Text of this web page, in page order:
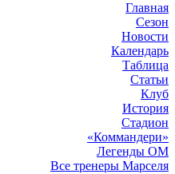
Главная
Сезон
Новости
Календарь
Таблица
Статьи
Клуб
История
Стадион
«Коммандери»
Легенды ОМ
Все тренеры Марселя